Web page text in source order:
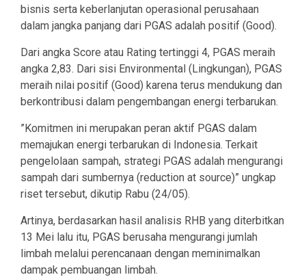
bisnis serta keberlanjutan operasional perusahaan
dalam jangka panjang dari PGAS adalah positif (Good).
Dari angka Score atau Rating tertinggi 4, PGAS meraih
angka 2,83. Dari sisi Environmental (Lingkungan), PGAS
meraih nilai positif (Good) karena terus mendukung dan
berkontribusi dalam pengembangan energi terbarukan.
”Komitmen ini merupakan peran aktif PGAS dalam
memajukan energi terbarukan di Indonesia. Terkait
pengelolaan sampah, strategi PGAS adalah mengurangi
sampah dari sumbernya (reduction at source)” ungkap
riset tersebut, dikutip Rabu (24/05).
Artinya, berdasarkan hasil analisis RHB yang diterbitkan
13 Mei lalu itu, PGAS berusaha mengurangi jumlah
limbah melalui perencanaan dengan meminimalkan
dampak pembuangan limbah.